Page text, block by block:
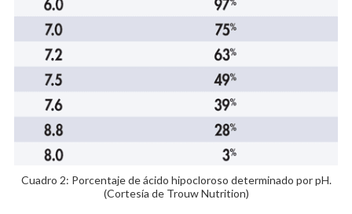
Cuadro 2: Porcentaje de ácido hipocloroso determinado por pH.
(Cortesía de Trouw Nutrition)